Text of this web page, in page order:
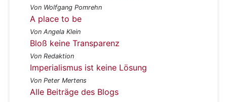
Von Wolfgang Pomrehn
A place to be
Von Angela Klein
Bloß keine Transparenz
Von Redaktion
Imperialismus ist keine Lösung
Von Peter Mertens
Alle Beiträge des Blogs